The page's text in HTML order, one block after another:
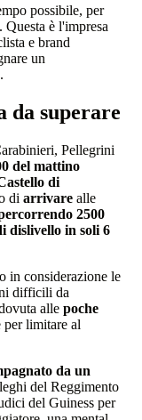
possibile, per
Questa è l'impresa
e brand
un
da superare
Pellegrini
del mattino
di
di arrivare alle
2500
dislivello in soli 6
in considerazione le
difficili da
alle poche
per limitare al
da un
del Reggimento
del Guiness per